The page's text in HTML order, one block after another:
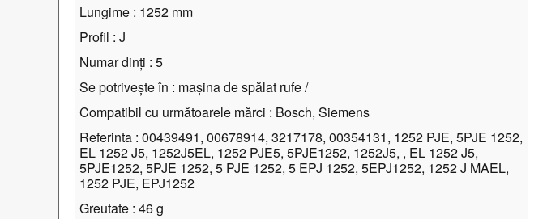
Lungime : 1252 mm
Profil : J
Numar dinți : 5
Se potrivește în : mașina de spălat rufe /
Compatibil cu următoarele mărci : Bosch, Siemens
Referinta : 00439491, 00678914, 3217178, 00354131, 1252 PJE, 5PJE 1252,
EL 1252 J5, 1252J5EL, 1252 PJE5, 5PJE1252, 1252J5, , EL 1252 J5,
5PJE1252, 5PJE 1252, 5 PJE 1252, 5 EPJ 1252, 5EPJ1252, 1252 J MAEL,
1252 PJE, EPJ1252
Greutate : 46 g